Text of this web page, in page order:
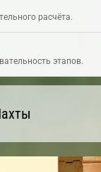
расчёта.
этапов.